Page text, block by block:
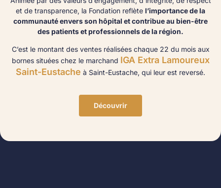
et de transparence, la Fondation reflète l’importance de la
communauté envers son hôpital et contribue au bien-être
des patients et professionnels de la région.
C’est le montant des ventes réalisées chaque 22 du mois aux
bornes situées chez le marchand IGA Extra Lamoureux
Saint-Eustache à Saint-Eustache, qui leur est reversé.
Découvrir